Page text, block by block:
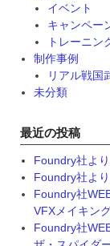
イベント
キャンペー
トレーニン
制作事例
リアル戦国
未分類
最近の投稿
Foundry社よ
Foundry社よ
Foundry社
VFXメイキン
Foundry社